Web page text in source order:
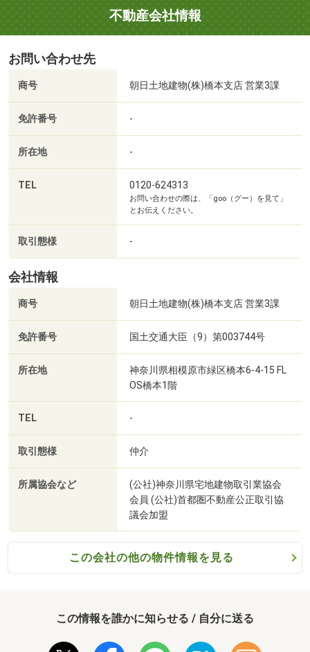
医療法人社団葵会AOI湘北病院まで1010m 診療科目：内科、リハビリテーション科（相模原市HPより/2024年9月現在）
お気軽にご相談ください。不動産会社情報
お問い合わせ先
商号 朝日土地建物(株)橋本支店 営業3課
免許番号 -
所在地 -
TEL 0120-624313
お問い合わせの際は、「goo（グー）を見て」
とお伝えください。
取引態様 -
会社情報
商号 朝日土地建物(株)橋本支店 営業3課
免許番号 国土交通大臣（9）第003744号
所在地
神奈川県相模原市緑区橋本6-4-15 FL
OS橋本1階
TEL -
取引態様 仲介
所属協会など
(公社)神奈川県宅地建物取引業協会
会員 (公社)首都圏不動産公正取引協
議会加盟
この会社の他の物件情報を見る
この情報を誰かに知らせる / 自分に送る